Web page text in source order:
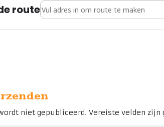
routeAddress - Gebedsmoment [zQl7hfCxF]
niet gepubliceerd. Vereiste velden zijn